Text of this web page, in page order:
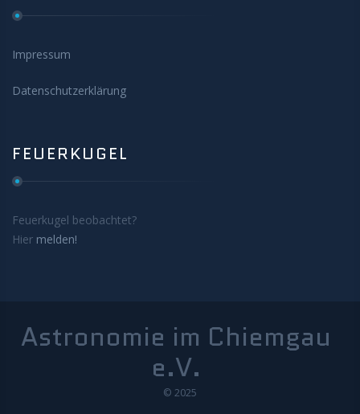
Impressum
Datenschutzerklärung
FEUERKUGEL
Feuerkugel beobachtet?
Hier melden!
Astronomie im Chiemgau
e.V.
© 2025